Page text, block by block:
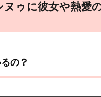
ヌゥに彼女や熱愛
の？